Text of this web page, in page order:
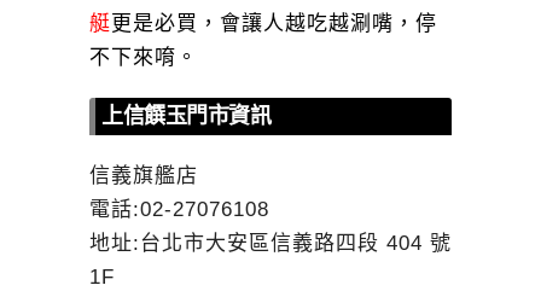
艇更是必買，會讓人越吃越涮嘴，停
不下來唷。
上信饌玉門市資訊
信義旗艦店
電話:02-27076108
地址:台北市大安區信義路四段 404 號
1F